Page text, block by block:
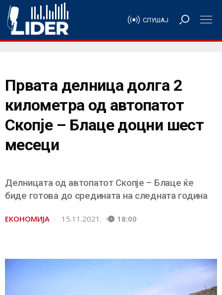
СЛУШАЈ
Првата делница долга 2
километра од автопатот
Скопје – Блаце доцни шест
месеци
Делницата од автопатот Скопје – Блаце ќе
биде готова до средината на следната година
ЕКОНОМИЈА 15.11.2021. 18:00